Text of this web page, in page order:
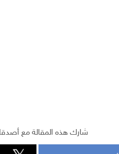
شارك هذه المقالة مع